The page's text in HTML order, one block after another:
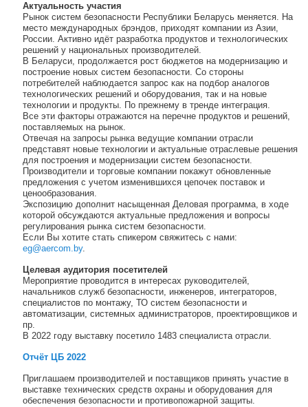
Актуальность участия
Рынок систем безопасности Республики Беларусь меняется. На
место международных брэндов, приходят компании из Азии,
России. Активно идёт разработка продуктов и технологических
решений у национальных производителей.
В Беларуси, продолжается рост бюджетов на модернизацию и
построение новых систем безопасности. Со стороны
потребителей наблюдается запрос как на подбор аналогов
технологических решений и оборудования, так и на новые
технологии и продукты. По прежнему в тренде интеграция.
Все эти факторы отражаются на перечне продуктов и решений,
поставляемых на рынок.
Отвечая на запросы рынка ведущие компании отрасли
представят новые технологии и актуальные отраслевые решения
для построения и модернизации систем безопасности.
Производители и торговые компании покажут обновленные
предложения с учетом изменившихся цепочек поставок и
ценообразования.
Экспозицию дополнит насыщенная Деловая программа, в ходе
которой обсуждаются актуальные предложения и вопросы
регулирования рынка систем безопасности.
Если Вы хотите стать спикером свяжитесь с нами:
eg@aercom.by.
Целевая аудитория посетителей
Мероприятие проводится в интересах руководителей,
начальников служб безопасности, инженеров, интеграторов,
специалистов по монтажу, ТО систем безопасности и
автоматизации, системных администраторов, проектировщиков и
пр.
В 2022 году выставку посетило 1483 специалиста отрасли.
Отчёт ЦБ 2022
Приглашаем производителей и поставщиков принять участие в
выставке технических средств охраны и оборудования для
обеспечения безопасности и противопожарной защиты.